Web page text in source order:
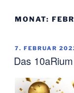
MONAT:
AM
7. FEBRUAR
Das